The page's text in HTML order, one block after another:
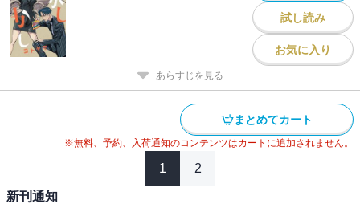
試し読み
お気に入り
あらすじを見る
まとめてカート
※無料、予約、入荷通知のコンテンツはカートに追加されません。
1 2
新刊通知